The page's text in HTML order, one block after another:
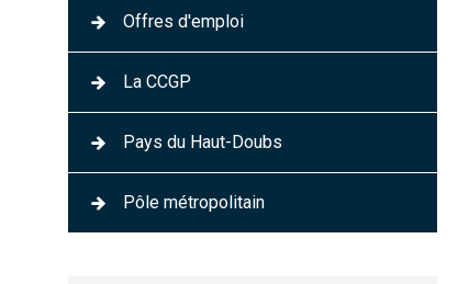
Offres d'emploi
La CCGP
Pays du Haut-Doubs
Pôle métropolitain